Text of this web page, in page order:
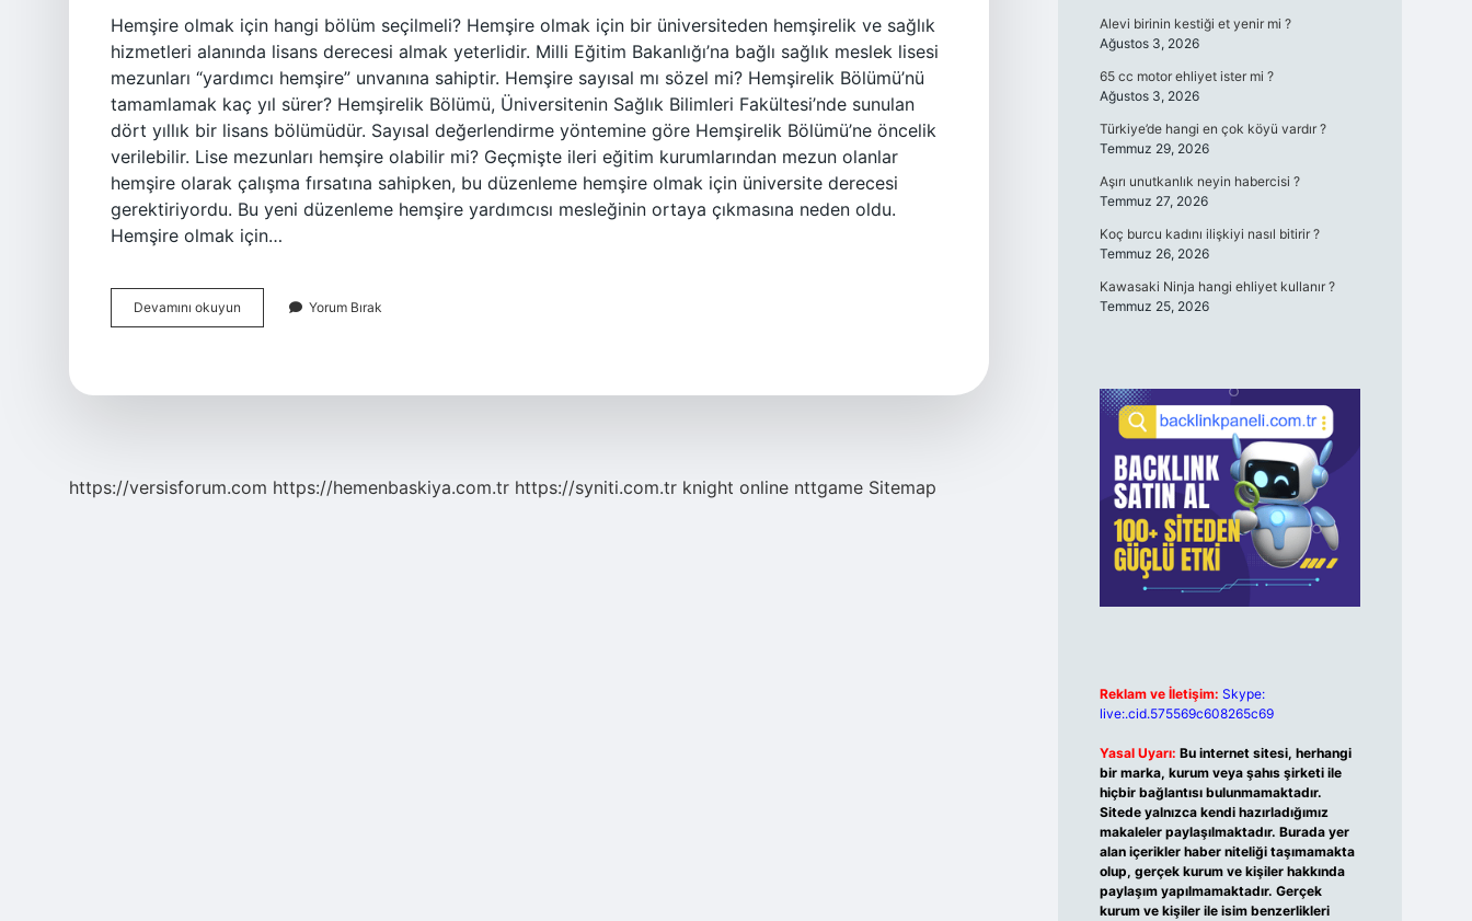
Hemşire olmak için hangi bölüm seçilmeli? Hemşire olmak için bir üniversiteden hemşirelik ve sağlık
hizmetleri alanında lisans derecesi almak yeterlidir. Milli Eğitim Bakanlığı’na bağlı sağlık meslek lisesi
mezunları “yardımcı hemşire” unvanına sahiptir. Hemşire sayısal mı sözel mi? Hemşirelik Bölümü’nü
tamamlamak kaç yıl sürer? Hemşirelik Bölümü, Üniversitenin Sağlık Bilimleri Fakültesi’nde sunulan
dört yıllık bir lisans bölümüdür. Sayısal değerlendirme yöntemine göre Hemşirelik Bölümü’ne öncelik
verilebilir. Lise mezunları hemşire olabilir mi? Geçmişte ileri eğitim kurumlarından mezun olanlar
hemşire olarak çalışma fırsatına sahipken, bu düzenleme hemşire olmak için üniversite derecesi
gerektiriyordu. Bu yeni düzenleme hemşire yardımcısı mesleğinin ortaya çıkmasına neden oldu.
Hemşire olmak için…
Devamını okuyun Hemşire
Olmak
Yorum Bırak
https://versisforum.com https://hemenbaskiya.com.tr https://syniti.com.tr knight online nttgame Sitemap
Alevi birinin kestiği et yenir mi ?
Ağustos 3, 2026
65 cc motor ehliyet ister mi ?
Ağustos 3, 2026
Türkiye’de hangi en çok köyü vardır ?
Temmuz 29, 2026
Aşırı unutkanlık neyin habercisi ?
Temmuz 27, 2026
Koç burcu kadını ilişkiyi nasıl bitirir ?
Temmuz 26, 2026
Kawasaki Ninja hangi ehliyet kullanır ?
Temmuz 25, 2026
Reklam ve İletişim: Skype:
live:.cid.575569c608265c69
Yasal Uyarı: Bu internet sitesi, herhangi
bir marka, kurum veya şahıs şirketi ile
hiçbir bağlantısı bulunmamaktadır.
Sitede yalnızca kendi hazırladığımız
makaleler paylaşılmaktadır. Burada yer
alan içerikler haber niteliği taşımamakta
olup, gerçek kurum ve kişiler hakkında
paylaşım yapılmamaktadır. Gerçek
kurum ve kişiler ile isim benzerlikleri